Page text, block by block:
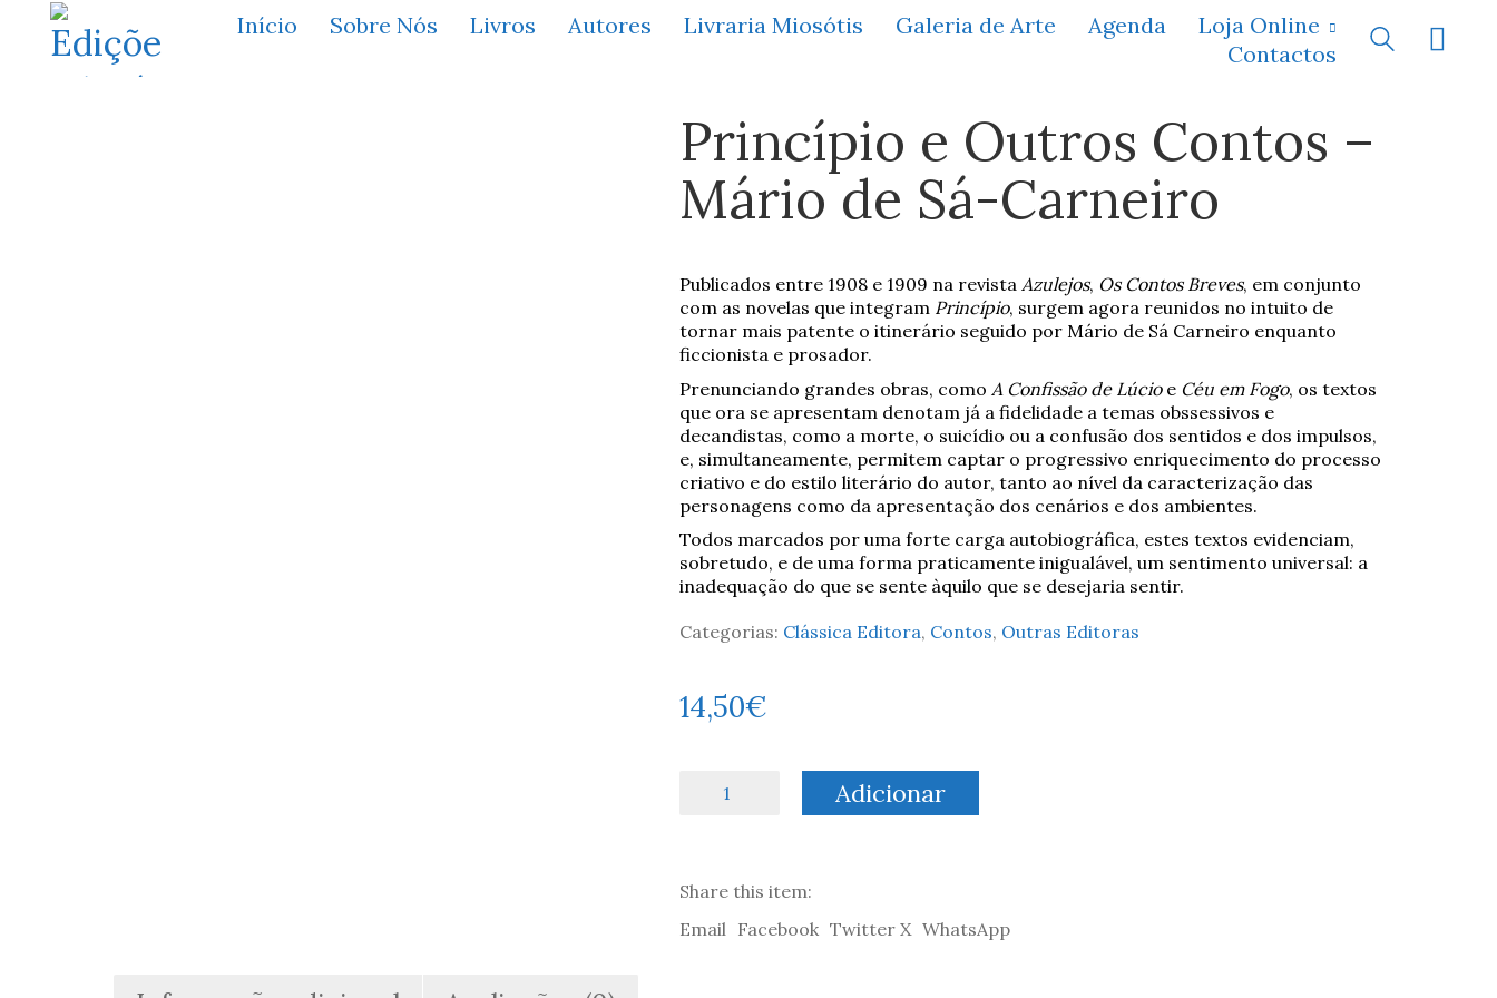
Início Sobre Nós Livros Autores Livraria Miosótis Galeria de Arte Agenda
Loja Online
Contactos
Princípio e Outros Contos –
Mário de Sá-Carneiro
Publicados entre 1908 e 1909 na revista Azulejos, Os Contos Breves, em conjunto
com as novelas que integram Princípio, surgem agora reunidos no intuito de
tornar mais patente o itinerário seguido por Mário de Sá Carneiro enquanto
ficcionista e prosador.
Prenunciando grandes obras, como A Confissão de Lúcioe Céu em Fogo, os textos
que ora se apresentam denotam já a fidelidade a temas obssessivos e
decandistas, como a morte, o suicídio ou a confusão dos sentidos e dos impulsos,
e, simultaneamente, permitem captar o progressivo enriquecimento do processo
criativo e do estilo literário do autor, tanto ao nível da caracterização das
personagens como da apresentação dos cenários e dos ambientes.
Todos marcados por uma forte carga autobiográfica, estes textos evidenciam,
sobretudo, e de uma forma praticamente inigualável, um sentimento universal: a
inadequação do que se sente àquilo que se desejaria sentir.
Categorias: Clássica Editora, Contos, Outras Editoras
14,50€
Contos
-
Adicionar
Share this item:
Email Facebook Twitter X WhatsApp